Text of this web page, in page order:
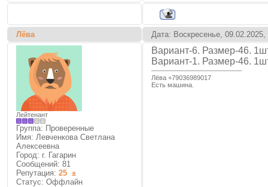
Лёва Дата: Воскресенье,
Лейтенант
Группа: Проверенные
Имя: Левченкова Светлана
Алексеевна
Город: г. Гагарин
Сообщений: 81
Репутация: 25 ±
Статус: Оффлайн
Вариант-6. Размер-46.
Вариант-1. Размер-46.
Лëва +79036989017
Есть машина.